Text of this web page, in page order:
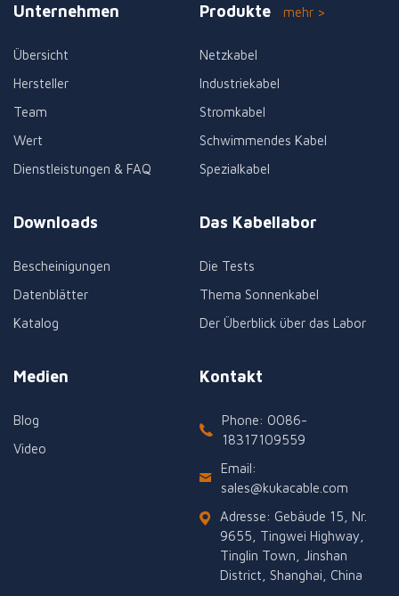
Unternehmen
Übersicht
Hersteller
Team
Wert
Dienstleistungen & FAQ
Produkte mehr >
Netzkabel
Industriekabel
Stromkabel
Schwimmendes Kabel
Spezialkabel
Downloads
Bescheinigungen
Datenblätter
Katalog
Das Kabellabor
Die Tests
Thema Sonnenkabel
Der Überblick über das Labor
Medien
Blog
Video
Kontakt
Phone: 0086-
18317109559
Email:
sales@kukacable.com
Adresse: Gebäude 15, Nr.
9655, Tingwei Highway,
Tinglin Town, Jinshan
District, Shanghai, China